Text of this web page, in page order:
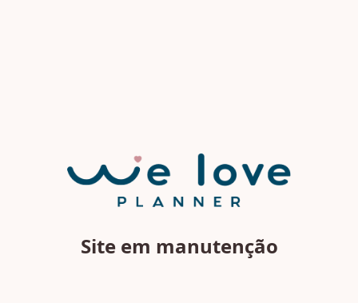
Site em manutenção